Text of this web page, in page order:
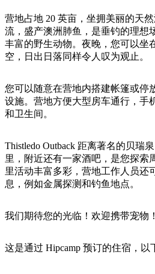
地
区
探
行
划
工
具
搜
Sign
up
营地占地 20 英亩，坐拥美丽的天
流，盛产澳洲肺鱼，是垂钓的理想
丰富的野生动物。夜晚，您可以坐
空，日出日落同样令人叹为观止。
您可以随意在营地内搭建帐篷或停
设施。营地方便大型房车通行，手
和卫生间。
Thistledo Outback 距离著名的贝瑞
里，附近还有一家酒吧，是您探索
里活动丰富多彩，营地工作人员还
息，例如金属探测和钓鱼地点。
我们期待您的光临！欢迎携带宠物！
这是通过 Hipcamp 预订的住宿，以